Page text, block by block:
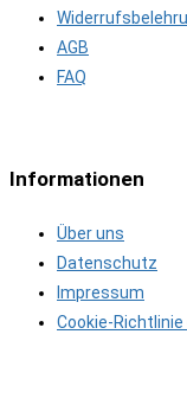
AGB
FAQ
Informationen
Über uns
Datenschutz
Impressum
Cookie-Richtlinie